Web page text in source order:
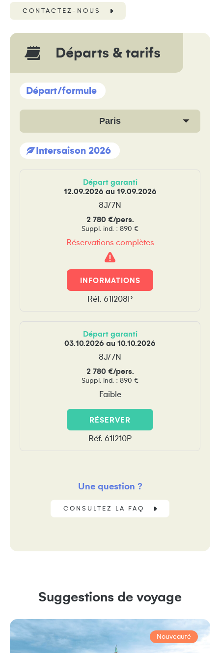
CONTACTEZ-NOUS
Départs & tarifs
Départ/formule
Paris
Intersaison 2026
Départ garanti
12.09.2026 au 19.09.2026
8J/7N
2 780 €/pers.
Suppl. ind. : 890 €
Réservations complètes
Attention
!
INFORMATIONS
Réf. 61I208P
Départ garanti
03.10.2026 au 10.10.2026
8J/7N
2 780 €/pers.
Suppl. ind. : 890 €
Faible
RÉSERVER
Réf. 61I210P
Une question ?
CONSULTEZ LA FAQ
Suggestions de voyage
Nouveauté